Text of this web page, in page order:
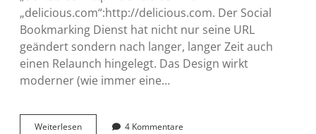
„delicious.com“:http://delicious.com. Der Social
Bookmarking Dienst hat nicht nur seine URL
geändert sondern nach langer, langer Zeit auch
einen Relaunch hingelegt. Das Design wirkt
moderner (wie immer eine…
Weiterlesendel.icio.us 4 Kommentare